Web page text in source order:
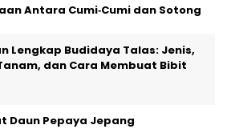
Antara Cumi‑Cumi dan Sotong
Lengkap Budidaya Talas: Jenis,
dan Cara Membuat Bibit
Daun Pepaya Jepang